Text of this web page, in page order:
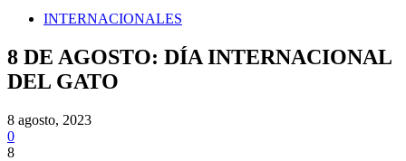
INTERNACIONALES
8 DE AGOSTO: DÍA INTERNACIONAL
DEL GATO
8 agosto, 2023
0
8